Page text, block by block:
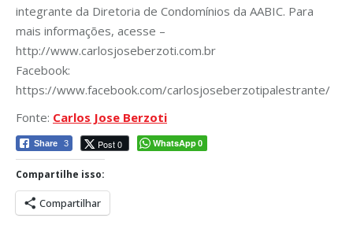
integrante da Diretoria de Condomínios da AABIC. Para
mais informações, acesse –
http://www.carlosjoseberzoti.com.br
Facebook:
https://www.facebook.com/carlosjoseberzotipalestrante/
Fonte: Carlos Jose Berzoti
Share 3 Post 0 WhatsApp0
Compartilhe isso:
Compartilhar